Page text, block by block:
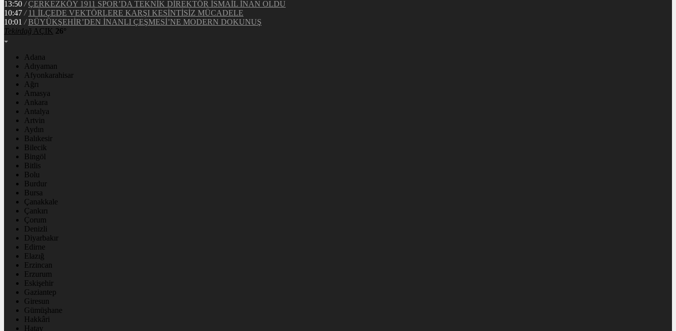
13:50 / ÇERKEZKÖY 1911 SPOR’DA TEKNİK DİREKTÖR İSMAİL İNAN OLDU
10:47 / 11 İLÇEDE VEKTÖRLERE KARŞI KESİNTİSİZ MÜCADELE
10:01 / BÜYÜKŞEHİR’DEN İNANLI ÇEŞMESİ’NE MODERN DOKUNUŞ
Tekirdağ AÇIK 26°
Adana
Adıyaman
Afyonkarahisar
Ağrı
Amasya
Ankara
Antalya
Artvin
Aydın
Balıkesir
Bilecik
Bingöl
Bitlis
Bolu
Burdur
Bursa
Çanakkale
Çankırı
Çorum
Denizli
Diyarbakır
Edirne
Elazığ
Erzincan
Erzurum
Eskişehir
Gaziantep
Giresun
Gümüşhane
Hakkâri
Hatay